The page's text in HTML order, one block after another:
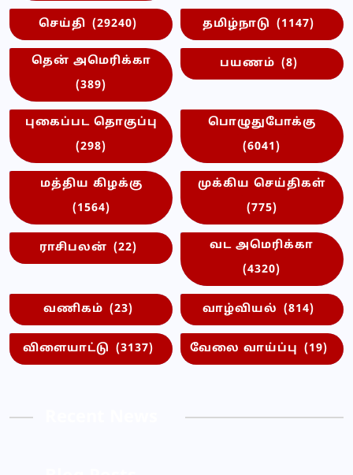
செய்தி (29240) தமிழ்நாடு (1147)
தென் அமெரிக்கா
(389)
பயணம் (8)
புகைப்பட தொகுப்பு
(298)
பொழுதுபோக்கு
(6041)
மத்திய கிழக்கு
(1564)
முக்கிய செய்திகள்
(775)
ராசிபலன் (22)
வட அமெரிக்கா
(4320)
வணிகம் (23) வாழ்வியல் (814)
விளையாட்டு (3137) வேலை வாய்ப்பு (19)